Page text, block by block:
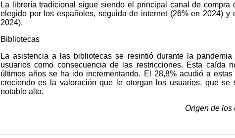
La librería tradicional sigue siendo el principal canal de
elegido por los españoles, seguida de internet (26% en 2024) y
2024).
Bibliotecas
La asistencia a las bibliotecas se resintió durante la
usuarios como consecuencia de las restricciones. Esta caída
últimos años se ha ido incrementando. El 28,8% acudió a
creciendo es la valoración que le otorgan los usuarios, que
notable alto.
Origen de los